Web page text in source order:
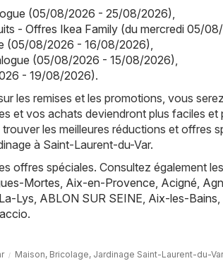
(05/08/2026 - 25/08/2026),
- Offres Ikea Family (du mercredi 05/
(05/08/2026 - 16/08/2026),
(05/08/2026 - 15/08/2026),
- 19/08/2026).
les remises et les promotions, vous serez
et vos achats deviendront plus faciles et
les meilleures réductions et offres
à Saint-Laurent-du-Var.
offres spéciales. Consultez également
Mortes, Aix-en-Provence, Acigné,
Lys, ABLON SUR SEINE, Aix-les-Bains,
.
Maison, Bricolage, Jardinage Saint-Laurent-du-Var